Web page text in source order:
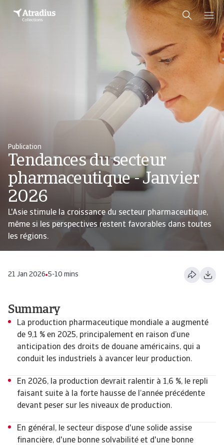
Publication
Tendances du secteur
pharmaceutique - Janvier
2026
L'Asie stimule la croissance du secteur pharmaceutique,
même si les perspectives restent favorables dans toutes
les régions.
21 Jan 2026 5-10 mins
Summary
La production pharmaceutique mondiale a augmenté
de 9,1 % en 2025, principalement en raison d’une
anticipation des droits de douane américains, qui a
conduit les industriels à avancer leur production.
En 2026, la production devrait ralentir à 1,6 %, le repli
faisant suite à la forte hausse de l’année précédente
devant peser sur les niveaux de production.
En général, le secteur dispose d'une solide assise
financière, d'une bonne solvabilité et d'une bonne